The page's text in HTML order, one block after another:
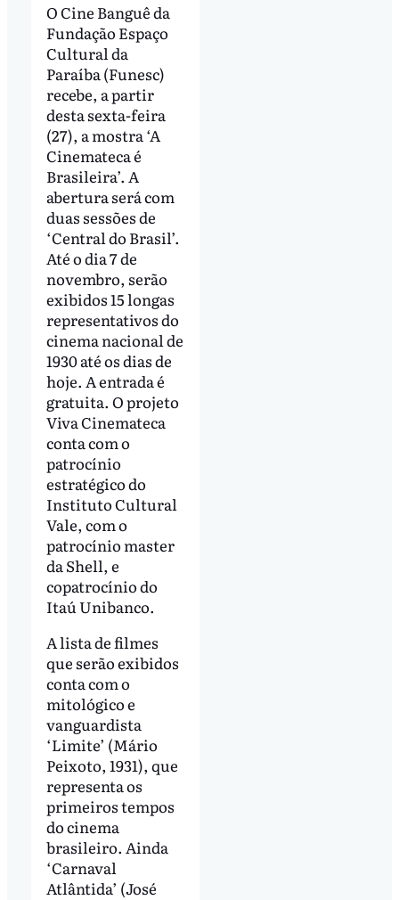
O Cine Banguê da
Fundação Espaço
Cultural da
Paraíba (Funesc)
recebe, a partir
desta sexta-feira
(27), a mostra ‘A
Cinemateca é
Brasileira’. A
abertura será com
duas sessões de
‘Central do Brasil’.
Até o dia 7 de
novembro, serão
exibidos 15 longas
representativos do
cinema nacional de
1930 até os dias de
hoje. A entrada é
gratuita. O projeto
Viva Cinemateca
conta com o
patrocínio
estratégico do
Instituto Cultural
Vale, com o
patrocínio master
da Shell, e
copatrocínio do
Itaú Unibanco.
A lista de filmes
que serão exibidos
conta com o
mitológico e
vanguardista
‘Limite’ (Mário
Peixoto, 1931), que
representa os
primeiros tempos
do cinema
brasileiro. Ainda
‘Carnaval
Atlântida’ (José